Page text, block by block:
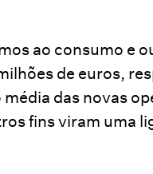
ao consumo e
de euros,
das novas
fins viram uma